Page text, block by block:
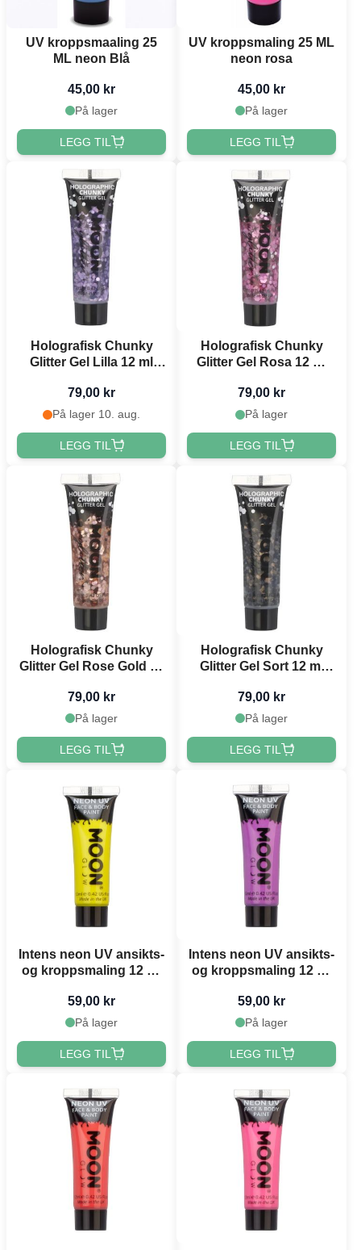
UV kroppsmaaling 25
ML neon Blå
45,00 kr
På lager
LEGG TIL
UV kroppsmaling 25 ML
neon rosa
45,00 kr
På lager
LEGG TIL
Holografisk Chunky
Glitter Gel Lilla 12 ml
79,00 kr
På lager 10. aug.
LEGG TIL
Holografisk Chunky
Glitter Gel Rosa 12 ml
79,00 kr
På lager
LEGG TIL
Holografisk Chunky
Glitter Gel Rose Gold 12
79,00 kr
På lager
LEGG TIL
Holografisk Chunky
Glitter Gel Sort 12 ml
79,00 kr
På lager
LEGG TIL
Intens neon UV ansikts-
og kroppsmaling 12 ml
59,00 kr
På lager
LEGG TIL
Intens neon UV ansikts-
og kroppsmaling 12 ml
59,00 kr
På lager
LEGG TIL